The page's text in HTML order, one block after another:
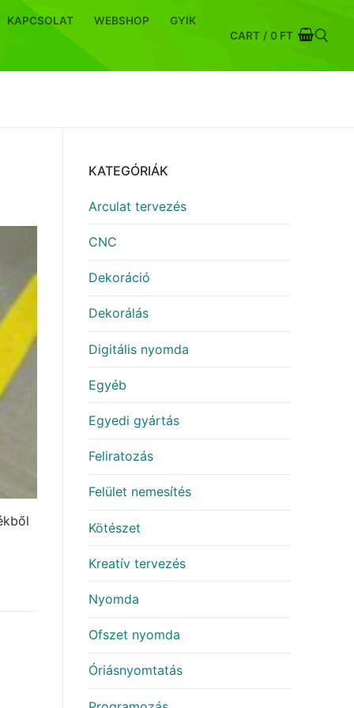
KAPCSOLAT WEBSHOP
GYIK
CART / 0 FT
KATEGÓRIÁK
Arculat tervezés
CNC
Dekoráció
Dekorálás
Digitális nyomda
Egyéb
Egyedi gyártás
Feliratozás
Felület nemesítés
Kötészet
Kreatív tervezés
Nyomda
Ofszet nyomda
Óriásnyomtatás